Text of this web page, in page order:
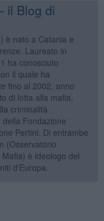
il Blog di
è nato a Catania e
Laureato in
ha conosciuto
il quale ha
fino al 2002, anno
di lotta alla mafia,
criminalità
Fondazione
Pertini. Di entrambe
(Osservatorio
è ideologo del
d'Europa.